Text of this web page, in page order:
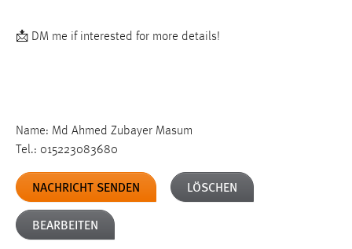
📩 DM me if interested for more details!
Name: Md Ahmed Zubayer Masum
Tel.: 015223083680
NACHRICHT SENDEN LÖSCHEN
BEARBEITEN
Matomo
Zugriffsstatistik
Cookie Laufzeit:
Max. 13 Monate
MARKETING